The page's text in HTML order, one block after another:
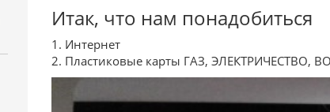
Итак, что нам понадобиться
1. Интернет
2. Пластиковые карты ГАЗ, ЭЛЕКТРИЧЕСТВО,